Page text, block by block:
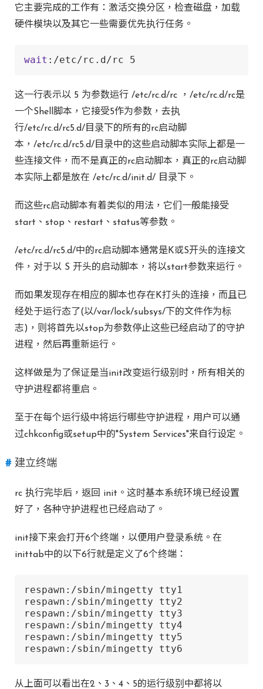
它主要完成的工作有：激活交换分区，检查磁盘，加载
硬件模块以及其它一些需要优先执行任务。
wait :/etc/rc.d/rc 5
这一行表示以 5 为参数运行 /etc/rc.d/rc ，/etc/rc.d/rc是
一个Shell脚本，它接受5作为参数，去执
行/etc/rc.d/rc5.d/目录下的所有的rc启动脚
本，/etc/rc.d/rc5.d/目录中的这些启动脚本实际上都是一
些连接文件，而不是真正的rc启动脚本，真正的rc启动脚
本实际上都是放在 /etc/rc.d/init.d/ 目录下。
而这些rc启动脚本有着类似的用法，它们一般能接受
start、stop、restart、status等参数。
/etc/rc.d/rc5.d/中的rc启动脚本通常是K或S开头的连接文
件，对于以 S 开头的启动脚本，将以start参数来运行。
而如果发现存在相应的脚本也存在K打头的连接，而且已
经处于运行态了(以/var/lock/subsys/下的文件作为标
志)，则将首先以stop为参数停止这些已经启动了的守护
进程，然后再重新运行。
这样做是为了保证是当init改变运行级别时，所有相关的
守护进程都将重启。
至于在每个运行级中将运行哪些守护进程，用户可以通
过chkconfig或setup中的"System Services"来自行设定。
建立终端
rc 执行完毕后，返回 init。这时基本系统环境已经设置
好了，各种守护进程也已经启动了。
init接下来会打开6个终端，以便用户登录系统。在
inittab中的以下6行就是定义了6个终端：
respawn:/sbin/mingetty tty1
respawn:/sbin/mingetty tty2
respawn:/sbin/mingetty tty3
respawn:/sbin/mingetty tty4
respawn:/sbin/mingetty tty5
respawn:/sbin/mingetty tty6
从上面可以看出在2、3、4、5的运行级别中都将以